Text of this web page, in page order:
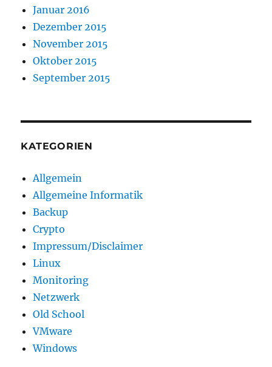
Januar 2016
Dezember 2015
November 2015
Oktober 2015
September 2015
KATEGORIEN
Allgemein
Allgemeine Informatik
Backup
Crypto
Impressum/Disclaimer
Linux
Monitoring
Netzwerk
Old School
VMware
Windows